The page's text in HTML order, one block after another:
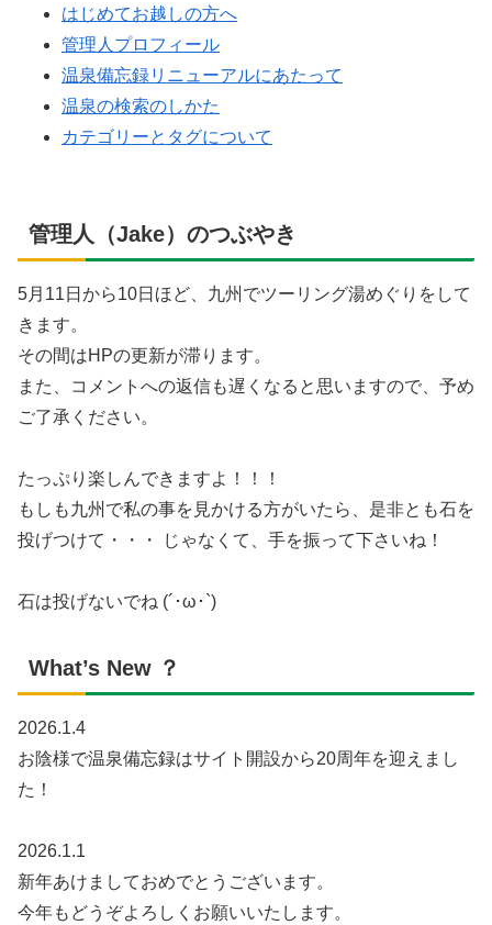
はじめてお越しの方へ
管理人プロフィール
温泉備忘録リニューアルにあたって
温泉の検索のしかた
カテゴリーとタグについて
管理人（Jake）のつぶやき
5月11日から10日ほど、九州でツーリング湯めぐりをして
きます。
その間はHPの更新が滞ります。
また、コメントへの返信も遅くなると思いますので、予め
ご了承ください。
たっぷり楽しんできますよ！！！
もしも九州で私の事を見かける方がいたら、是非とも石を
投げつけて・・・ じゃなくて、手を振って下さいね！
石は投げないでね (´･ω･`)
What’s New ？
2026.1.4
お陰様で温泉備忘録はサイト開設から20周年を迎えまし
た！
2026.1.1
新年あけましておめでとうございます。
今年もどうぞよろしくお願いいたします。